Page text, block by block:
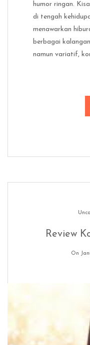
humor ringan.
di tengah
menawarkan
berbagai
namun variatif,
Review
On